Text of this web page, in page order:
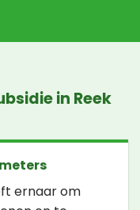
in Reek
ernaar om